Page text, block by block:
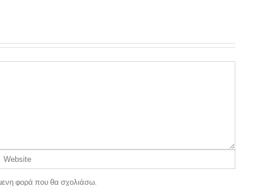
φορά που θα σχολιάσω.